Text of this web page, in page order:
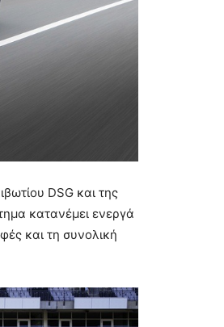
DSG και της
κατανέμει ενεργά
και τη συνολική